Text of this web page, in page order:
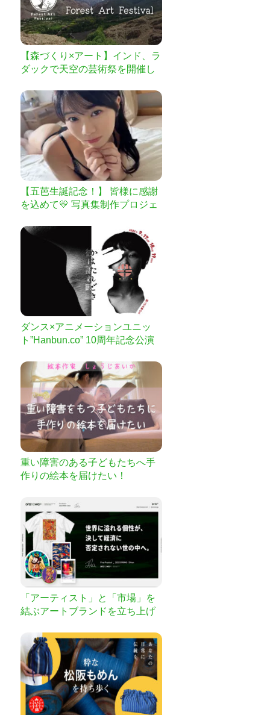
【森づくり×アート】インド、ラ
ダックで天空の芸術祭を開催し
【五芭生誕記念！】 皆様に感謝
を込めて💛 写真集制作プロジェ
ダンス×アニメーションユニッ
ト”Hanbun.co” 10周年記念公演
たい！
重い障害のある子どもたちへ手
作りの絵本を届けたい！
「アーティスト」と「市場」を
結ぶアートブランドを立ち上げ